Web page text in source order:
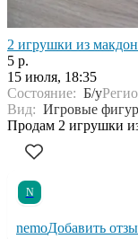
2 игрушки из
5 р.
15 июля, 18:35
Состояние: Б/у
Вид: Игровые
Продам 2 игрушки
N
nemoДобавить